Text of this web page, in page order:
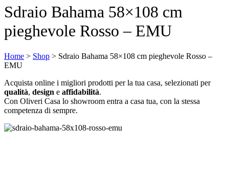
Sdraio Bahama 58×108 cm
pieghevole Rosso – EMU
Home > Shop > Sdraio Bahama 58×108 cm pieghevole Rosso –
EMU
Acquista online i migliori prodotti per la tua casa, selezionati per
qualità, design e affidabilità.
Con Oliveri Casa lo showroom entra a casa tua, con la stessa
competenza di sempre.